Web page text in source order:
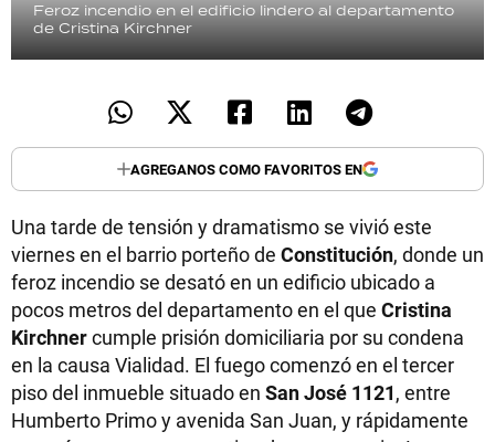
Feroz incendio en el edificio lindero al departamento
de Cristina Kirchner
AGREGANOS COMO FAVORITOS EN
Una tarde de tensión y dramatismo se vivió este
viernes en el barrio porteño de Constitución, donde un
feroz incendio se desató en un edificio ubicado a
pocos metros del departamento en el que Cristina
Kirchnercumple prisión domiciliaria por su condena
en la causa Vialidad. El fuego comenzó en el tercer
piso del inmueble situado en San José 1121, entre
Humberto Primo y avenida San Juan, y rápidamente